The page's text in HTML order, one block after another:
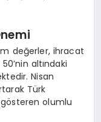
değerler, ihracat
altındaki
Nisan
Türk
olumlu